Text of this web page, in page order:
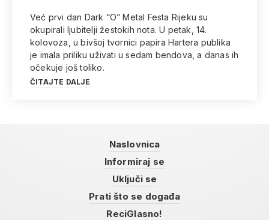
Već prvi dan Dark “O” Metal Festa Rijeku su
okupirali ljubitelji žestokih nota. U petak, 14.
kolovoza, u bivšoj tvornici papira Hartera publika
je imala priliku uživati u sedam bendova, a danas ih
očekuje još toliko.
ČITAJTE DALJE
Naslovnica
Informiraj se
Uključi se
Prati što se događa
ReciGlasno!